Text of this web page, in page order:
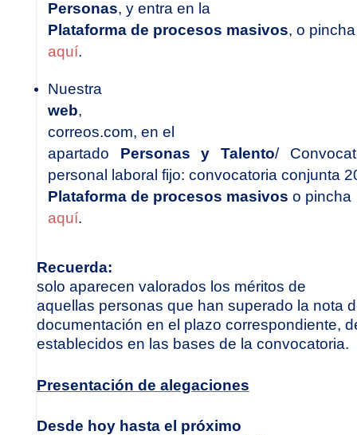
Personas, y entra en la
Plataforma de procesos masivos, o pincha
aquí.
Nuestra
web,
correos.com, en el
apartado Personas y Talento/
personal laboral fijo: convocatoria conjunta
Plataforma de procesos masivos o pincha
aquí.
Recuerda:
solo aparecen valorados los méritos de
aquellas personas que han superado la nota
documentación en el plazo correspondiente,
establecidos en las bases de la convocatoria.
Presentación de alegaciones
Desde hoy hasta el próximo